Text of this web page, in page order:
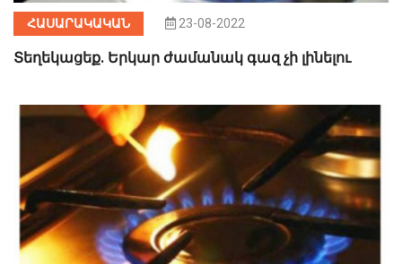
ՀԱՍԱՐԱԿԱԿԱՆ 23-08-2022
Տեղեկացեք. Երկար ժամանակ գազ չի լինելու